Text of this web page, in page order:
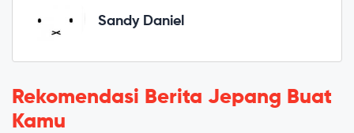
Sandy Daniel
Rekomendasi Berita Jepang Buat
Kamu